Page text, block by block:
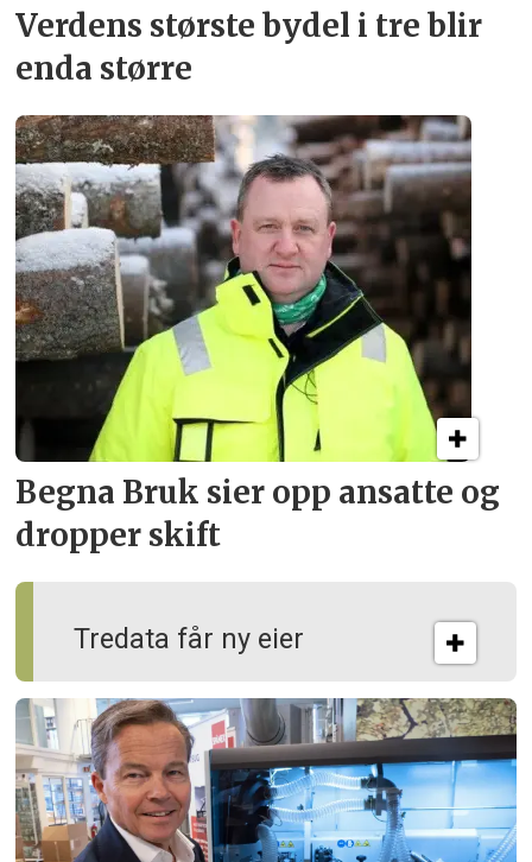
Verdens største bydel i tre blir
enda større
Tredata får ny eier
Begna Bruk sier opp ansatte og
dropper skift